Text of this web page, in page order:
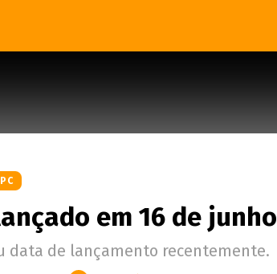
PC
em 16 de junho
data de lançamento recentemente.